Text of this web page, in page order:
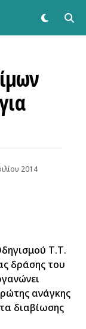
2014
Τ.Τ.
δράσης του
ανάγκης
διαβίωσης